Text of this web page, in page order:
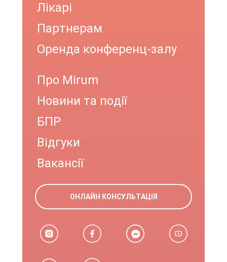
Лікарі
Партнерам
Оренда конференц-залу
Про Mirum
Новини та події
БПР
Відгуки
Вакансії
ОНЛАЙН КОНСУЛЬТАЦІЯ